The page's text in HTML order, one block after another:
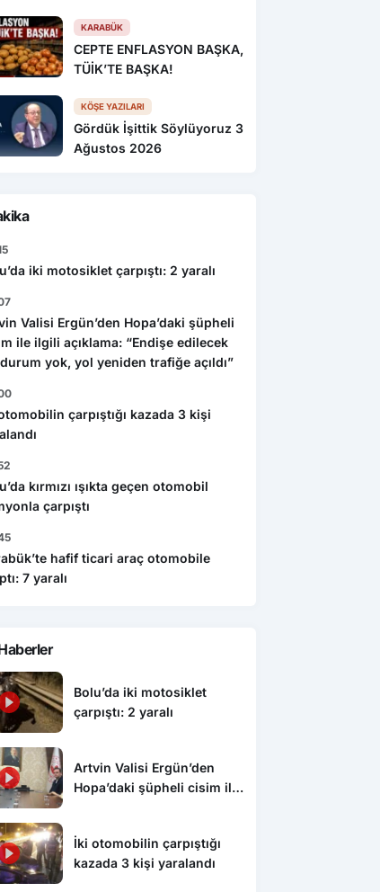
KARABÜK
CEPTE ENFLASYON BAŞKA,
TÜİK’TE BAŞKA!
KÖŞE YAZILARI
Gördük İşittik Söylüyoruz 3
Ağustos 2026
iki motosiklet çarpıştı: 2 yaralı
Valisi Ergün’den Hopa’daki şüpheli
ile ilgili açıklama: “Endişe edilecek
yok, yol yeniden trafiğe açıldı”
çarpıştığı kazada 3 kişi
kırmızı ışıkta geçen otomobil
çarpıştı
hafif ticari araç otomobile
7 yaralı
Bolu’da iki motosiklet
çarpıştı: 2 yaralı
Artvin Valisi Ergün’den
Hopa’daki şüpheli cisim ile
yeniden trafiğe açıldı”
İki otomobilin çarpıştığı
kazada 3 kişi yaralandı